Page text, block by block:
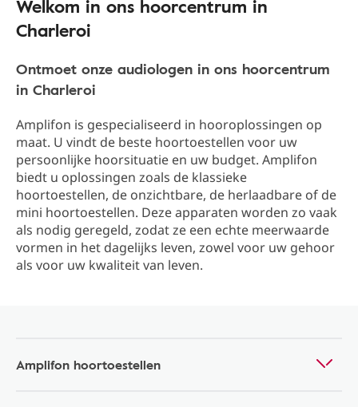
Welkom in ons hoorcentrum in
Charleroi
Ontmoet onze audiologen in ons hoorcentrum
in Charleroi
Amplifon is gespecialiseerd in hooroplossingen op
maat. U vindt de beste hoortoestellen voor uw
persoonlijke hoorsituatie en uw budget. Amplifon
biedt u oplossingen zoals de klassieke
hoortoestellen, de onzichtbare, de herlaadbare of de
mini hoortoestellen. Deze apparaten worden zo vaak
als nodig geregeld, zodat ze een echte meerwaarde
vormen in het dagelijks leven, zowel voor uw gehoor
als voor uw kwaliteit van leven.
Amplifon hoortoestellen